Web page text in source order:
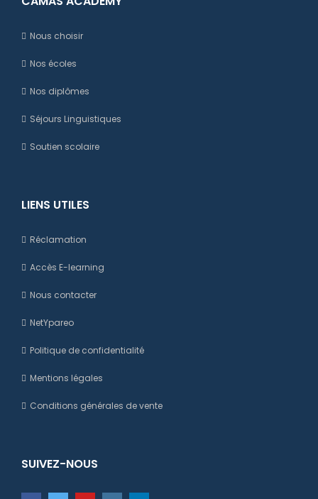
Nous choisir
Nos écoles
Nos diplômes
Séjours Linguistiques
Soutien scolaire
LIENS UTILES
Réclamation
Accès E-learning
Nous contacter
NetYpareo
Politique de confidentialité
Mentions légales
Conditions générales de vente
SUIVEZ-NOUS